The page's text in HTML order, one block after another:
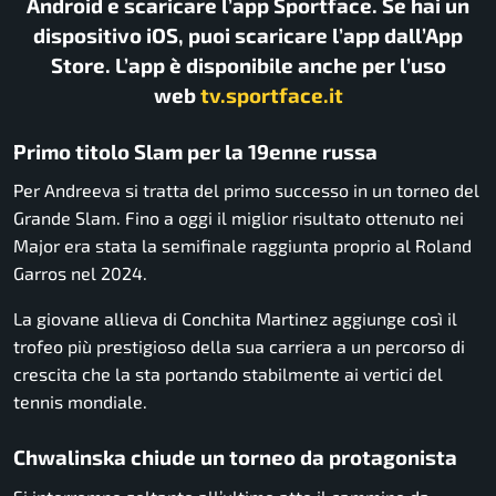
dispositivo iOS, puoi scaricare l’app dall’App
Store. L’app è disponibile anche per l’uso
webtv.sportface.it
Primo titolo Slam per la 19enne russa
Per Andreeva si tratta del primo successo in un torneo del
Grande Slam. Fino a oggi il miglior risultato ottenuto nei
Major era stata la semifinale raggiunta proprio al Roland
Garros nel 2024.
La giovane allieva di Conchita Martinez aggiunge così il
trofeo più prestigioso della sua carriera a un percorso di
crescita che la sta portando stabilmente ai vertici del
tennis mondiale.
Chwalinska chiude un torneo da protagonista